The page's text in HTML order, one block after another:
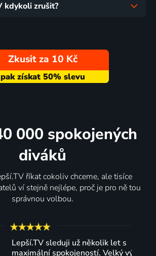
kdykoli zrušit?
Zkusit za 10 Kč
000 spokojených
diváků
říkat cokoliv chceme, ale tisíce
ví stejně nejlépe, proč je pro ně tou
správnou volbou.
sleduji už několik let s
spokojeností. Velký výběr